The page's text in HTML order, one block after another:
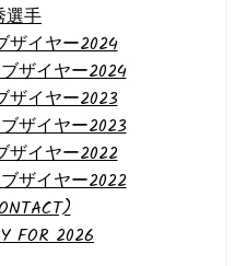
選手
ザイヤー2024
ザイヤー2024
ザイヤー2023
ザイヤー2023
ザイヤー2022
ザイヤー2022
FOR 2026